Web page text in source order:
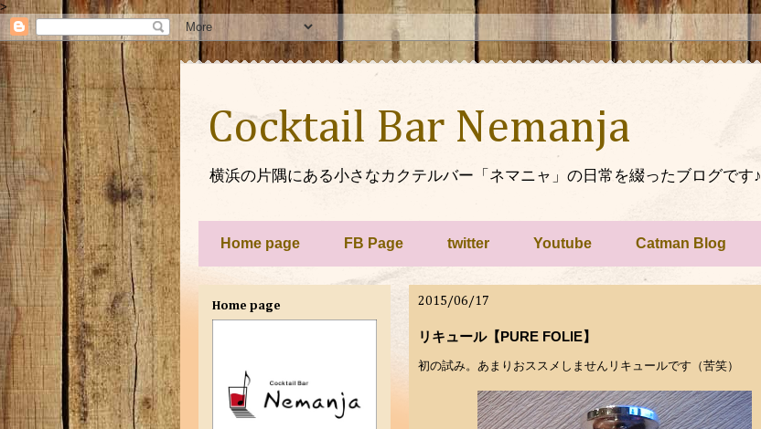
>
Cocktail Bar Nemanja
横浜の片隅にある小さなカクテルバー「ネマニャ」の日常を綴ったブログです♪
Home page FB Page twitter Youtube Catman Blog
2015/06/17
リキュール【PURE FOLIE】
初の試み。あまりおススメしませんリキュールです（苦笑）
Home page